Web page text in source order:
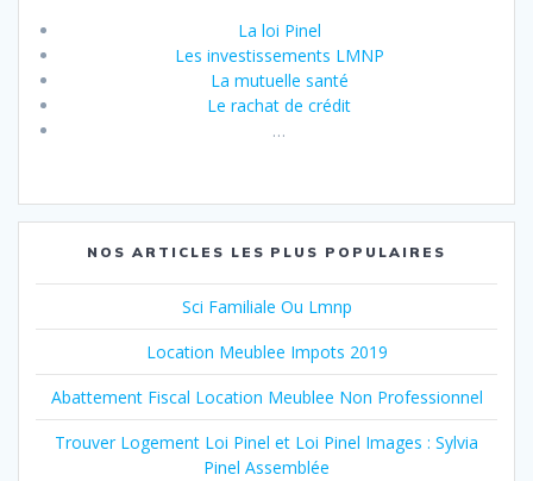
La loi Pinel
Les investissements LMNP
La mutuelle santé
Le rachat de crédit
…
NOS ARTICLES LES PLUS POPULAIRES
Sci Familiale Ou Lmnp
Location Meublee Impots 2019
Abattement Fiscal Location Meublee Non Professionnel
Trouver Logement Loi Pinel et Loi Pinel Images : Sylvia
Pinel Assemblée